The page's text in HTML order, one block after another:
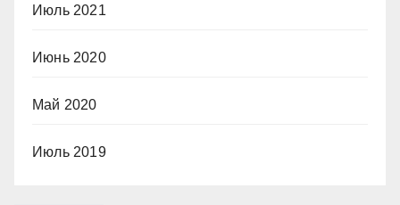
Июль 2021
Июнь 2020
Май 2020
Июль 2019